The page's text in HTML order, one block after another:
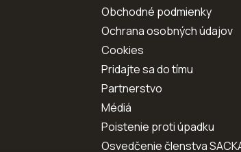
Obchodné podmienky
Ochrana osobných údajov
Cookies
Pridajte sa do tímu
Partnerstvo
Médiá
Poistenie proti úpadku
Osvedčenie členstva